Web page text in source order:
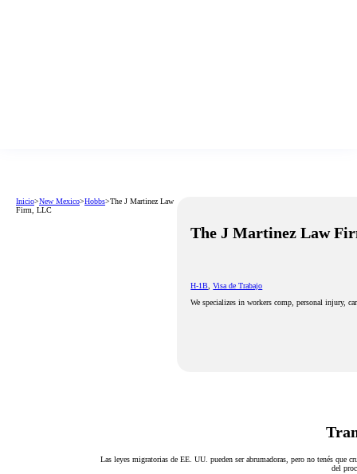
Inicio>New Mexico>Hobbs>The J Martinez Law
Firm, LLC
The J Martinez Law
H-1B,Visa de Trabajo
We specializes in workers comp, personal injury,
Las leyes migratorias de EE. UU. pueden ser abrumadoras, pero no tenés que
del